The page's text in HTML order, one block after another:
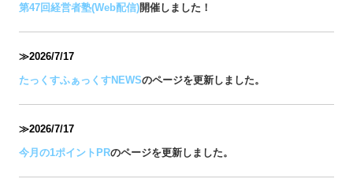
第47回経営者塾(Web配信)開催しました！
≫2026/7/17
たっくすふぁっくすNEWSのページを更新しました。
≫2026/7/17
今月の1ポイントPRのページを更新しました。